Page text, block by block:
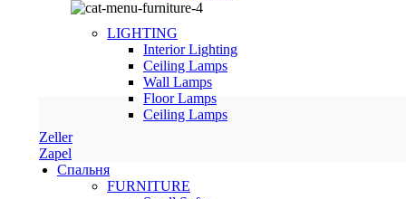
LIGHTING
Interior Lighting
Ceiling Lamps
Wall Lamps
Floor Lamps
Ceiling Lamps
Zeller
Zapel
Спальня
FURNITURE